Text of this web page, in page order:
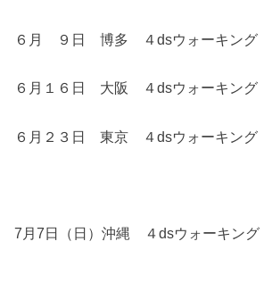
６月 ９日 博多 ４dsウォーキング
６月１６日 大阪 ４dsウォーキング
６月２３日 東京 ４dsウォーキング
7月7日（日）沖縄 ４dsウォーキング